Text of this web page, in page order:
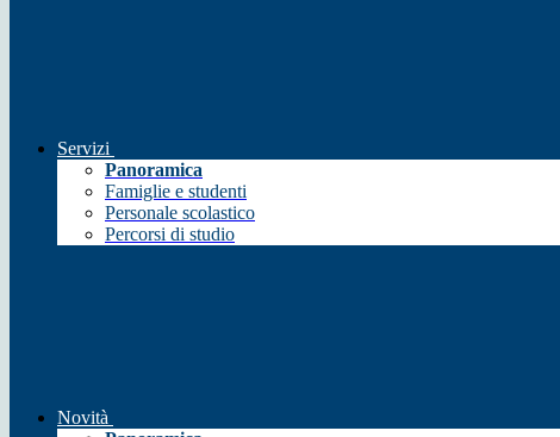
Servizi
Panoramica
Famiglie e studenti
Personale scolastico
Percorsi di studio
Novità